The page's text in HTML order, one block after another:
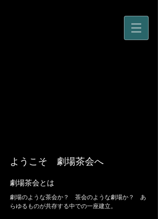
ようこそ 劇場茶会へ
劇場茶会とは
劇場のような茶会か？ 茶会のような劇場か？ あ
らゆるものが共存する中での一座建立。